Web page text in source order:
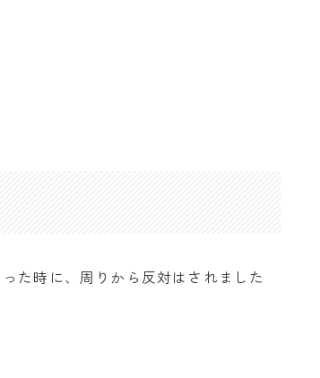
た時に、周りから反対はされました